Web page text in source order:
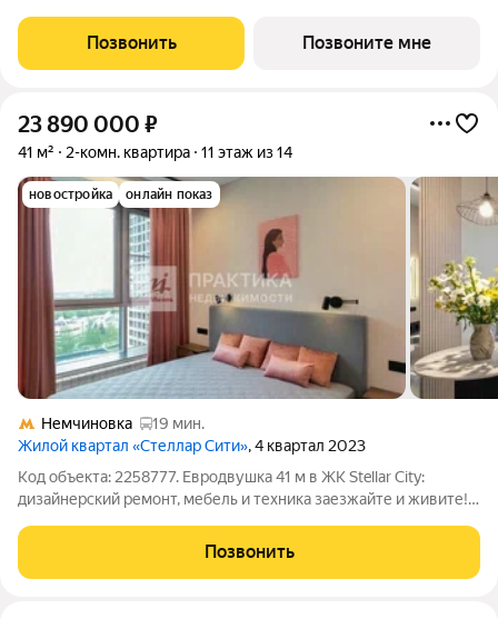
этаж 8 из 9. Срок сдачи - 2 квартал 2027 года. ТОЛЬКО ДО 31
АВГУСТА выгодные условия на
Позвонить Позвоните мне
23 890 000 ₽
41 м² 2-комн. квартира 11 этаж из 14
новостройка онлайн показ
Немчиновка
19 мин.
Жилой квартал «Стеллар Сити», 4 квартал 2023
Код объекта: 2258777. Евродвушка 41 м в ЖК Stellar City:
дизайнерский ремонт, мебель и техника заезжайте и живите!
светлую, уютную видовую евродвушку в доме бизнес-класса
вариант «под ключ»:
Позвонить